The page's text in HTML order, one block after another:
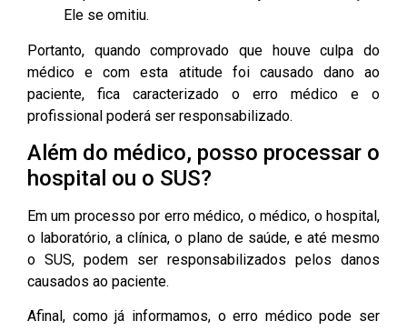
Ele se omitiu.
Portanto, quando comprovado que houve culpa do
médico e com esta atitude foi causado dano ao
paciente, fica caracterizado o erro médico e o
profissional poderá ser responsabilizado.
Além do médico, posso processar o
hospital ou o SUS?
Em um processo por erro médico, o médico, o hospital,
o laboratório, a clínica, o plano de saúde, e até mesmo
o SUS, podem ser responsabilizados pelos danos
causados ao paciente.
Afinal, como já informamos, o erro médico pode ser